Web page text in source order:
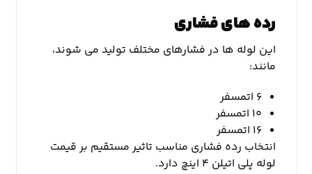
رده های فشاری
این لوله ها در فشارهای مختلف تولید می شوند،
مانند:
۶ اتمسفر
۱۰ اتمسفر
۱۶ اتمسفر
انتخاب رده فشاری مناسب تاثیر مستقیم بر قیمت
لوله پلی اتیلن ۴ اینچ دارد.